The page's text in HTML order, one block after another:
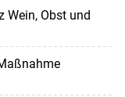
Wein, Obst und